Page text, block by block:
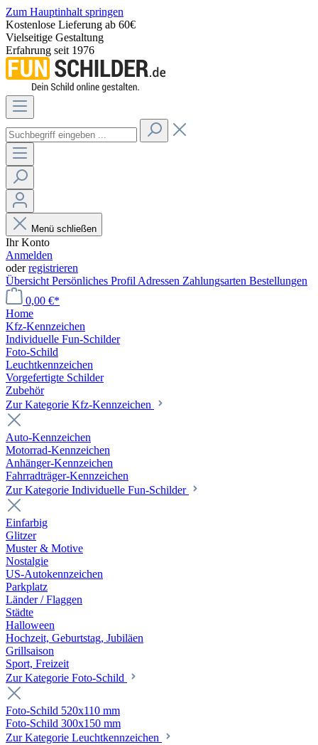
Zum Hauptinhalt springen
Kostenlose Lieferung ab 60€
Vielseitige Gestaltung
Erfahrung seit 1976
Menü schließen
Ihr Konto
Anmelden
oderregistrieren
Übersicht Persönliches Profil Adressen Zahlungsarten Bestellungen
0,00 €*
Home
Kfz-Kennzeichen
Individuelle Fun-Schilder
Foto-Schild
Leuchtkennzeichen
Vorgefertigte Schilder
Zubehör
Zur Kategorie Kfz-Kennzeichen
Auto-Kennzeichen
Motorrad-Kennzeichen
Anhänger-Kennzeichen
Fahrradträger-Kennzeichen
Zur Kategorie Individuelle Fun-Schilder
Einfarbig
Glitzer
Muster & Motive
Nostalgie
US-Autokennzeichen
Parkplatz
Länder / Flaggen
Städte
Halloween
Hochzeit, Geburtstag, Jubiläen
Grillsaison
Sport, Freizeit
Zur Kategorie Foto-Schild
Foto-Schild 520x110 mm
Foto-Schild 300x150 mm
Zur Kategorie Leuchtkennzeichen